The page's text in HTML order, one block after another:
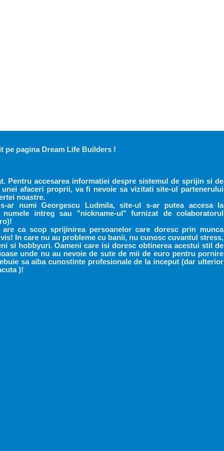
pe pagina Dream Life Builders !
Pentru accesarea informatiei despre sistemul de sprijin si de
afaceri proprii, va fi nevoie sa vizitati site-ul partenerului
noastre.
ar numi Georgescu Ludmila, site-ul s-ar putea accesa la
numele intreg sau "nickname-ul" furnizat de colaboratorul
ca scop sprijinirea persoanelor care doresc prin munca
In care nu au probleme cu banii, nu cunosc cuvantul stress,
si hobbyuri. Oameni care isi doresc obtinerea acestui stil de
unde nu au nevoie de sute de mii de euro pentru pornire
sa aiba cunostinte profesionale de la inceput (dar ulterior
)!